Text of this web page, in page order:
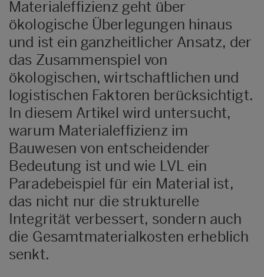
Materialeffizienz geht über
ökologische Überlegungen hinaus
und ist ein ganzheitlicher Ansatz, der
das Zusammenspiel von
ökologischen, wirtschaftlichen und
logistischen Faktoren berücksichtigt.
In diesem Artikel wird untersucht,
warum Materialeffizienz im
Bauwesen von entscheidender
Bedeutung ist und wie LVL ein
Paradebeispiel für ein Material ist,
das nicht nur die strukturelle
Integrität verbessert, sondern auch
die Gesamtmaterialkosten erheblich
senkt.